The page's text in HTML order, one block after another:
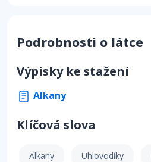
Podrobnosti o látce
Výpisky ke stažení
Alkany
Klíčová slova
Alkany Uhlovodíky